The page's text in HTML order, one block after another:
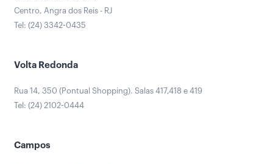
Centro, Angra dos Reis - RJ
Tel: (24) 3342-0435
Volta Redonda
Rua 14, 350 (Pontual Shopping). Salas 417,418 e 419
Tel: (24) 2102-0444
Campos